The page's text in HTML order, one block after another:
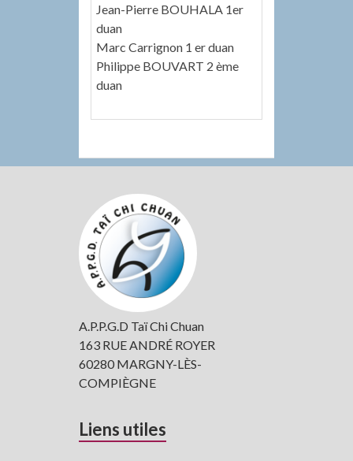
Jean-Pierre BOUHALA 1er
duan
Marc Carrignon 1 er duan
Philippe BOUVART 2 ème
duan
subsidiaire
A.P.P.G.D Taï Chi Chuan
163 RUE ANDRÉ ROYER
60280 MARGNY-LÈS-
COMPIÈGNE
Liens utiles